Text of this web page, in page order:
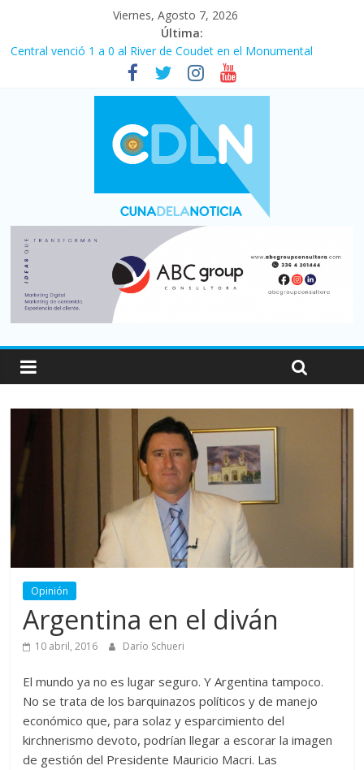
Viernes, Agosto 7, 2026
Última:
Fuerte caída de la venta de autos usados en julio: bajó un 12,6%
interanual
Central venció 1 a 0 al River de Coudet en el Monumental
La morosidad alcanzó su nivel más alto en dos décadas y ya
afecta a 400 mil deudores en Santa Fe
Desde que asumió Milei cerraron 41.000 kioscos: el sector
denuncia crisis como en 2001
Vacaciones de invierno con más movimiento y consumo
turístico: 4,6 millones de personas viajaron por el país, un 5,9%
más que en 2025
Opinión
Argentina en el diván
10 abril, 2016 Darío Schueri
El mundo ya no es lugar seguro. Y Argentina tampoco.
No se trata de los barquinazos políticos y de manejo
económico que, para solaz y esparcimiento del
kirchnerismo devoto, podrían llegar a escorar la imagen
de gestión del Presidente Mauricio Macri. Las